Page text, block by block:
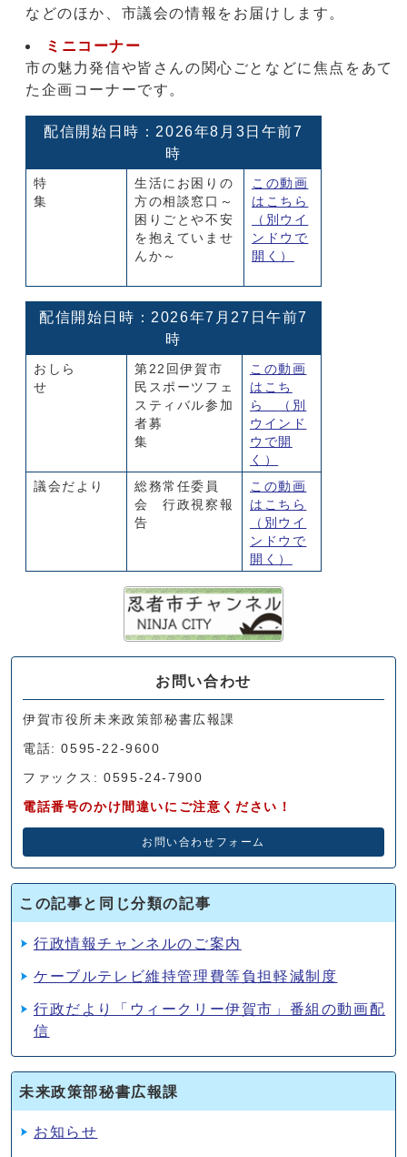
などのほか、市議会の情報をお届けします。
ミニコーナー
市の魅力発信や皆さんの関心ごとなどに焦点をあて
た企画コーナーです。
配信開始日時：2026年8月3日午前7
時
特
集
生活にお困りの
方の相談窓口～
困りごとや不安
を抱えていませ
んか～
この動画
はこちら
（別ウイ
ンドウで
開く）
配信開始日時：2026年7月27日午前7
時
おしら
せ
第22回伊賀市
民スポーツフェ
スティバル参加
者募
集
この動画
はこち
ら
（別
ウインド
ウで開
く）
議会だより
総務常任委員
会 行政視察報
告
この動画
はこちら
（別ウイ
ンドウで
開く）
お問い合わせ
伊賀市役所未来政策部秘書広報課
電話: 0595-22-9600
ファックス: 0595-24-7900
電話番号のかけ間違いにご注意ください！
お問い合わせフォーム
この記事と同じ分類の記事
行政情報チャンネルのご案内
ケーブルテレビ維持管理費等負担軽減制度
行政だより「ウィークリー伊賀市」番組の動画配
信
未来政策部秘書広報課
お知らせ